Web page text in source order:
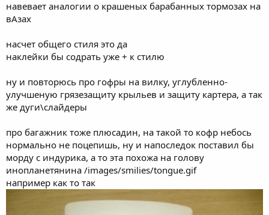
навевает аналогии о крашеных барабанных тормозах на
вАзах
насчет общего стиля это да
наклейки бы содрать уже + к стилю
ну и повторюсь про гофры на вилку, углубленно-
улучшеную грязезащиту крыльев и защиту картера, а так
же дуги\слайдеры
про багажник тоже плюсадин, на такой то кофр небось
нормально не поцепишь, ну и напоследок поставил бы
морду с индурика, а то эта похожа на голову
инопланетянина /images/smilies/tongue.gif
например как то так